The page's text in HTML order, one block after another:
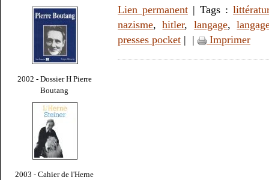
2002 - Dossier H Pierre
Boutang
2003 - Cahier de l'Herne
Lien permanent | Tags :
nazisme,hitler, langage,
presses pocket | | Imprimer